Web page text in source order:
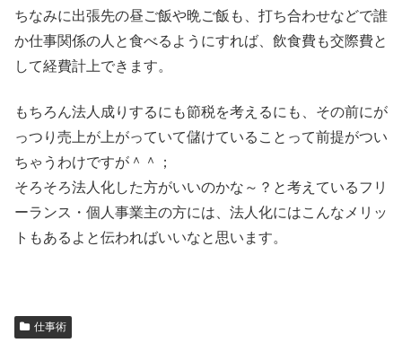
ちなみに出張先の昼ご飯や晩ご飯も、打ち合わせなどで誰
か仕事関係の人と食べるようにすれば、飲食費も交際費と
して経費計上できます。
もちろん法人成りするにも節税を考えるにも、その前にが
っつり売上が上がっていて儲けていることって前提がつい
ちゃうわけですが＾＾；
そろそろ法人化した方がいいのかな～？と考えているフリ
ーランス・個人事業主の方には、法人化にはこんなメリッ
トもあるよと伝わればいいなと思います。
仕事術